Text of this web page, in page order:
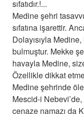
sıfatıdır.!...
Medine şehri
sıfatına işarettir.
Dolayısıyla
bulmuştur. Mekke
havayla Medine,
Özellikle dikkat
Medine şehrinde
Mescid-i
cenaze namazı da